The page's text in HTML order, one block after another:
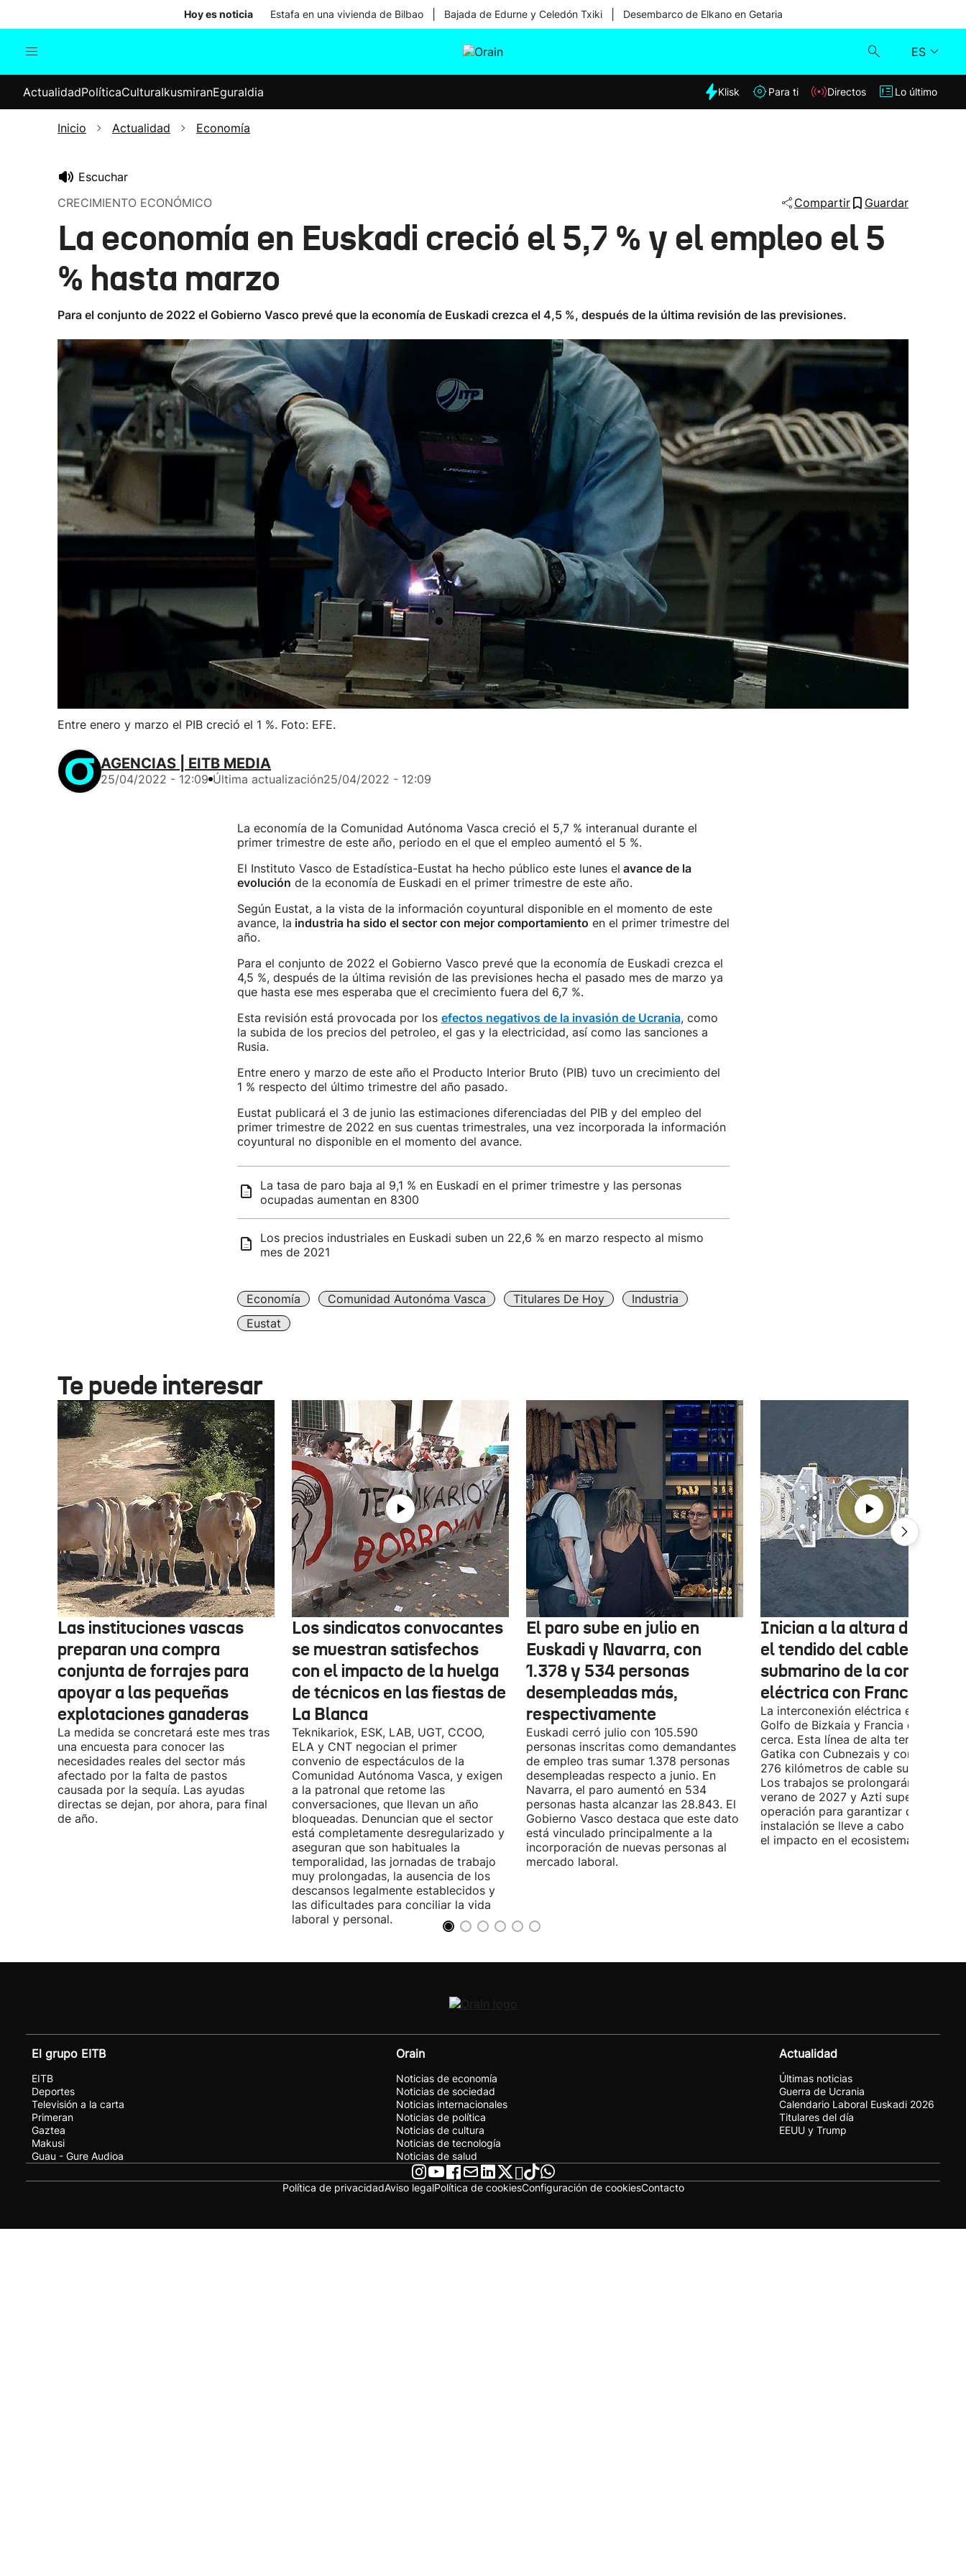
Hoy es noticia Estafa en una vivienda de Bilbao Bajada de Edurne y Celedón Txiki Desembarco de Elkano en Getaria
ES
Internacional
Elecciones
Klisk
Lo último
ActualidadPolíticaCulturaIkusmiranEguraldia Klisk Para ti Directos Lo último
Inicio Actualidad Economía
Escuchar
CRECIMIENTO ECONÓMICO
Compartir Guardar
La economía en Euskadi creció el 5,7 % y el empleo el 5
% hasta marzo
Para el conjunto de 2022 el Gobierno Vasco prevé que la economía de Euskadi crezca el 4,5 %, después de la última revisión de las previsiones.
Entre enero y marzo el PIB creció el 1 %. Foto: EFE.
AGENCIAS | EITB MEDIA
25/04/2022 - 12:09 Última actualización25/04/2022 - 12:09
La economía de la Comunidad Autónoma Vasca creció el 5,7 % interanual durante el
primer trimestre de este año, periodo en el que el empleo aumentó el 5 %.
El Instituto Vasco de Estadística-Eustat ha hecho público este lunes el avance de la
evolución de la economía de Euskadi en el primer trimestre de este año.
Según Eustat, a la vista de la información coyuntural disponible en el momento de este
avance, la industria ha sido el sector con mejor comportamiento en el primer trimestre del
año.
Para el conjunto de 2022 el Gobierno Vasco prevé que la economía de Euskadi crezca el
4,5 %, después de la última revisión de las previsiones hecha el pasado mes de marzo ya
que hasta ese mes esperaba que el crecimiento fuera del 6,7 %.
Esta revisión está provocada por los efectos negativos de la invasión de Ucrania, como
la subida de los precios del petroleo, el gas y la electricidad, así como las sanciones a
Rusia.
Entre enero y marzo de este año el Producto Interior Bruto (PIB) tuvo un crecimiento del
1 % respecto del último trimestre del año pasado.
Eustat publicará el 3 de junio las estimaciones diferenciadas del PIB y del empleo del
primer trimestre de 2022 en sus cuentas trimestrales, una vez incorporada la información
coyuntural no disponible en el momento del avance.
La tasa de paro baja al 9,1 % en Euskadi en el primer trimestre y las personas
ocupadas aumentan en 8300
Los precios industriales en Euskadi suben un 22,6 % en marzo respecto al mismo
mes de 2021
Economía Comunidad Autonóma Vasca Titulares De Hoy
Industria
Eustat
Te puede interesar
Las instituciones vascas
preparan una compra
conjunta de forrajes para
apoyar a las pequeñas
explotaciones ganaderas
La medida se concretará este mes tras
una encuesta para conocer las
necesidades reales del sector más
afectado por la falta de pastos
causada por la sequía. Las ayudas
directas se dejan, por ahora, para final
de año.
Los sindicatos convocantes
se muestran satisfechos
con el impacto de la huelga
de técnicos en las fiestas de
La Blanca
Teknikariok, ESK, LAB, UGT, CCOO,
ELA y CNT negocian el primer
convenio de espectáculos de la
Comunidad Autónoma Vasca, y exigen
a la patronal que retome las
conversaciones, que llevan un año
bloqueadas. Denuncian que el sector
está completamente desregularizado y
aseguran que son habituales la
temporalidad, las jornadas de trabajo
muy prolongadas, la ausencia de los
descansos legalmente establecidos y
las dificultades para conciliar la vida
laboral y personal.
El paro sube en julio en
Euskadi y Navarra, con
1.378 y 534 personas
desempleadas más,
respectivamente
Euskadi cerró julio con 105.590
personas inscritas como demandantes
de empleo tras sumar 1.378 personas
desempleadas respecto a junio. En
Navarra, el paro aumentó en 534
personas hasta alcanzar las 28.843. El
Gobierno Vasco destaca que este dato
está vinculado principalmente a la
incorporación de nuevas personas al
mercado laboral.
Inician a la altura de
el tendido del cable
submarino de la conexión
eléctrica con Francia
La interconexión eléctrica entre el
Golfo de Bizkaia y Francia está más
cerca. Esta línea de alta tensión unirá
Gatika con Cubnezais y contará con
276 kilómetros de cable submarino.
Los trabajos se prolongarán hasta
verano de 2027 y Azti supervisará la
operación para garantizar que la
instalación se lleve a cabo
el impacto en el ecosistema marino.
El grupo EITB
EITB
Deportes
Televisión a la carta
Primeran
Gaztea
Makusi
Guau - Gure Audioa
Orain
Noticias de economía
Noticias de sociedad
Noticias internacionales
Noticias de política
Noticias de cultura
Noticias de tecnología
Noticias de salud
Actualidad
Últimas noticias
Guerra de Ucrania
Calendario Laboral Euskadi 2026
Titulares del día
EEUU y Trump
Política de privacidadAviso legalPolítica de cookiesConfiguración de cookiesContacto